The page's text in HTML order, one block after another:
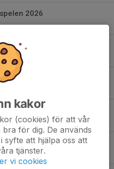
2026
i Sundsvallspelen
kakor
(cookies) för att vår
för dig. De används
syfte att hjälpa oss att
tjänster.
vi cookies